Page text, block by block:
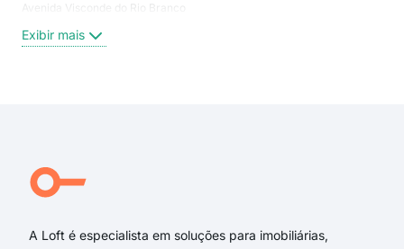
Avenida Visconde do Rio Branco
Exibir mais
A Loft é especialista em soluções para imobiliárias,